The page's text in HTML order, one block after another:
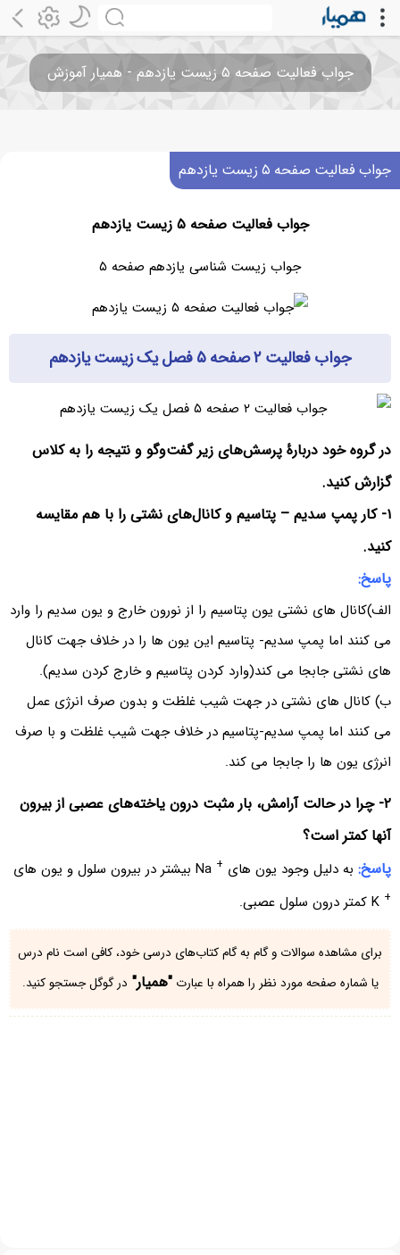
جواب فعالیت صفحه ۵ زیست یازدهم - همیار آموزش
جواب فعالیت صفحه ۵ زیست یازدهم
جواب فعالیت صفحه ۵ زیست یازدهم
جواب زیست شناسی یازدهم صفحه ۵
جواب فعالیت ۲ صفحه ۵ فصل یک زیست یازدهم
در گروه خود دربارۀ پرسش‌های زیر گفت‌وگو و نتیجه را به کلاس
گزارش کنید.
۱- کار پمپ سدیم – پتاسیم و کانال‌های نشتی را با هم مقایسه
کنید.
پاسخ:
الف)کانال های نشتی یون پتاسیم را از نورون خارج و یون سدیم را وارد
می کنند اما پمپ سدیم- پتاسیم این یون ها را در خلاف جهت کانال
های نشتی جابجا می کند(وارد کردن پتاسیم و خارج کردن سدیم).
ب) کانال های نشتی در جهت شیب غلظت و بدون صرف انرژی عمل
می کنند اما پمپ سدیم-پتاسیم در خلاف جهت شیب غلظت و با صرف
انرژی یون ها را جابجا می کند.
۲- چرا در حالت آرامش، بار مثبت درون یاخته‌های عصبی از بیرون
آنها کمتر است؟
پاسخ: به دلیل وجود یون های +
+
برای مشاهده سوالات و گام به گام کتاب‌های درسی خود، کافی است نام درس
یا شماره صفحه مورد نظر را همراه با عبارت"همیار" در گوگل جستجو کنید.